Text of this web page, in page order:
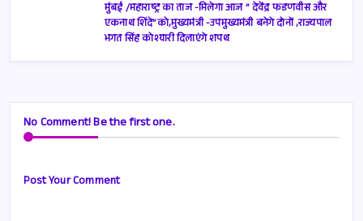
मुंबई /महाराष्ट्र का ताज -मिलेगा आज ” देवेंद्र फडणवीस और
एकनाथ शिंदे”को,मुख्यमंत्री -उपमुख्यमंत्री बनेगे दोनों ,राज्यपाल
भगत सिंह कोश्यारी दिलाएंगे शपथ
No Comment! Be the first one.
Post Your Comment